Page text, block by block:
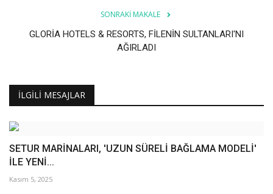
SONRAKI MAKALE
GLORİA HOTELS & RESORTS, FİLENİN SULTANLARI'NI
AĞIRLADI
İLGILI MESAJLAR
SETUR MARİNALARI, 'UZUN SÜRELİ BAĞLAMA MODELİ'
İLE YENİ...
Kasım 5, 2025